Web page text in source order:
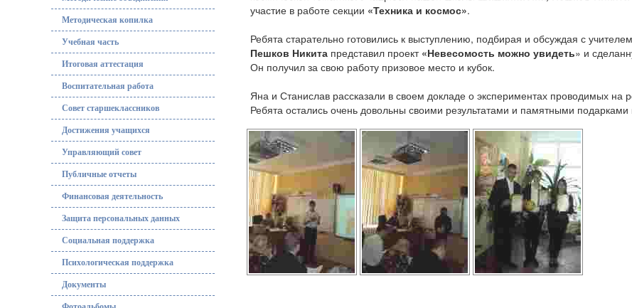
Методическая копилка
Учебная часть
Итоговая аттестация
Воспитательная работа
Совет старшеклассников
Достижения учащихся
Управляющий совет
Публичные отчеты
Финансовая деятельность
Защита персональных данных
Социальная поддержка
Психологическая поддержка
Документы
участие в работе секции «Техника и космос».
Ребята старательно готовились к выступлению, подбирая и обсуждая с
Пешков Никита представил проект «Невесомость можно увидеть» и
Он получил за свою работу призовое место и кубок.
Яна и Станислав рассказали в своем докладе о экспериментах проводимых
Ребята остались очень довольны своими результатами и памятными